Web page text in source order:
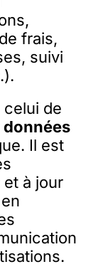
frais,
suivi
celui de
données
Il est
à jour